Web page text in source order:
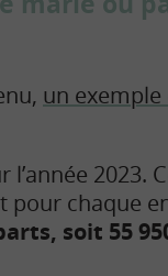
un
2023.
pour chaque
soit 55 950